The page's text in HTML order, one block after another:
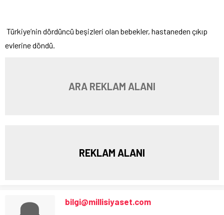
Türkiye’nin dördüncü beşizleri olan bebekler, hastaneden çıkıp
evlerine döndü.
ARA REKLAM ALANI
REKLAM ALANI
bilgi@millisiyaset.com